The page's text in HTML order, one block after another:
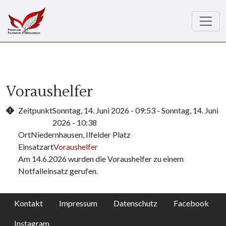
Voraushelfer
ZeitpunktSonntag, 14. Juni 2026 - 09:53 - Sonntag, 14. Juni
2026 - 10:38
OrtNiedernhausen, Ilfelder Platz
EinsatzartVoraushelfer
Am 14.6.2026 wurden die Voraushelfer zu einem
Notfalleinsatz gerufen.
Kontakt Impressum Datenschutz Facebook
Instagram